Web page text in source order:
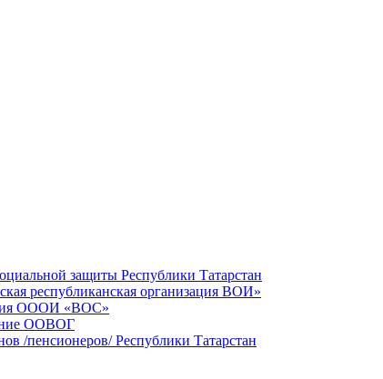
защиты Республики Татарстан
республиканская организация ВОИ»
ОООИ «ВОС»
ООВОГ
/пенсионеров/ Республики Татарстан